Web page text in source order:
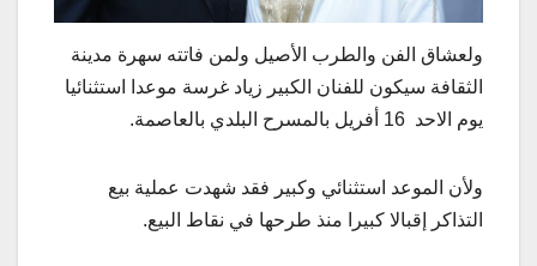
ولعشاق الفن والطرب الأصيل ولمن فاتته سهرة مدينة
الثقافة سيكون للفنان الكبير زياد غرسة موعدا استثنائيا
يوم الاحد 16 أفريل بالمسرح البلدي بالعاصمة.
ولأن الموعد استثنائي وكبير فقد شهدت عملية بيع
التذاكر إقبالا كبيرا منذ طرحها في نقاط البيع.